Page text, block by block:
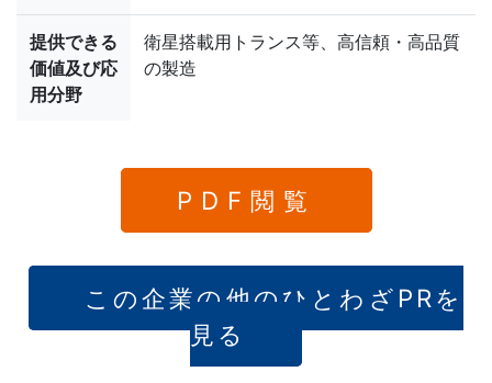
提供できる
価値及び応
用分野
衛星搭載用トランス等、高信頼・高品質
の製造
PDF閲覧
この企業の他のひとわざPRを
見る